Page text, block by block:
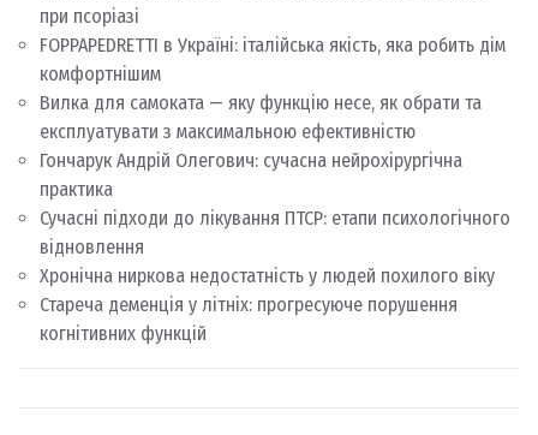
при псоріазі
FOPPAPEDRETTI в Україні: італійська якість, яка робить дім
комфортнішим
Вилка для самоката — яку функцію несе, як обрати та
експлуатувати з максимальною ефективністю
Гончарук Андрій Олегович: сучасна нейрохірургічна
практика
Сучасні підходи до лікування ПТСР: етапи психологічного
відновлення
Хронічна ниркова недостатність у людей похилого віку
Стареча деменція у літніх: прогресуюче порушення
когнітивних функцій